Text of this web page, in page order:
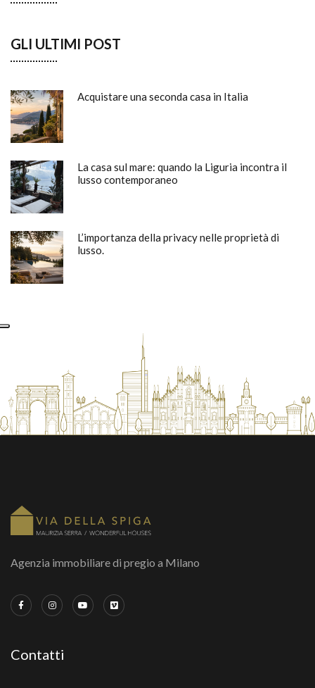
GLI ULTIMI POST
Acquistare una seconda casa in Italia
La casa sul mare: quando la Liguria incontra il
lusso contemporaneo
L’importanza della privacy nelle proprietà di
lusso.
Agenzia immobiliare di pregio a Milano
Contatti